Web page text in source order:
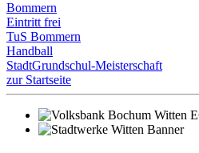
Bommern
Eintritt frei
TuS Bommern
Handball
StadtGrundschul-Meisterschaft
zur Startseite